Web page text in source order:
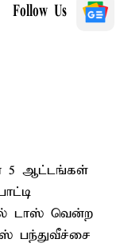
Follow Us
5 ஆட்டங்கள்
டாஸ் வென்ற
பந்துவீச்சை